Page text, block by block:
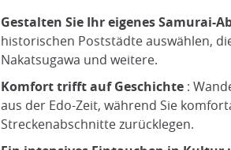
Gestalten Sie Ihr eigenes Samurai-
historischen Poststädte auswählen,
Nakatsugawa und weitere.
Komfort trifft auf Geschichte :
aus der Edo-Zeit, während Sie
Streckenabschnitte zurücklegen.